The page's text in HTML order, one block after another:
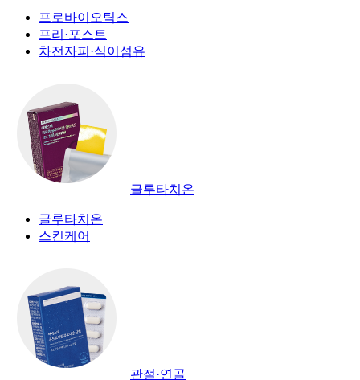
프로바이오틱스
프리·포스트
차전자피·식이섬유
글루타치온
글루타치온
스킨케어
관절·연골